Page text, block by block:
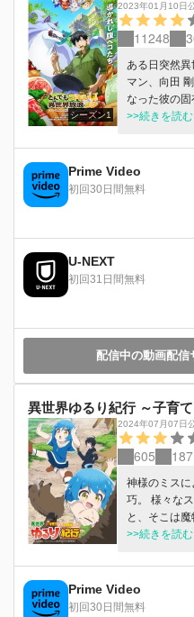
シーズン1
2023年01月10日
11248
ある日突然
マン、向田
なった彼の
う一見しょ
食品は異世
て……！？
>>続きを読む
Prime Video
初回30日間無料
U-NEXT
初回31日間無料
配信中の動画配信
異世界ゆるり紀行 ～子育
2024年07月07日
605 187
神様のミス
巧。 様々な
と、そこは
クミはその森
術で魔物を
り着いたタ
ドに登録。
>>続きを読む
Prime Video
初回30日間無料